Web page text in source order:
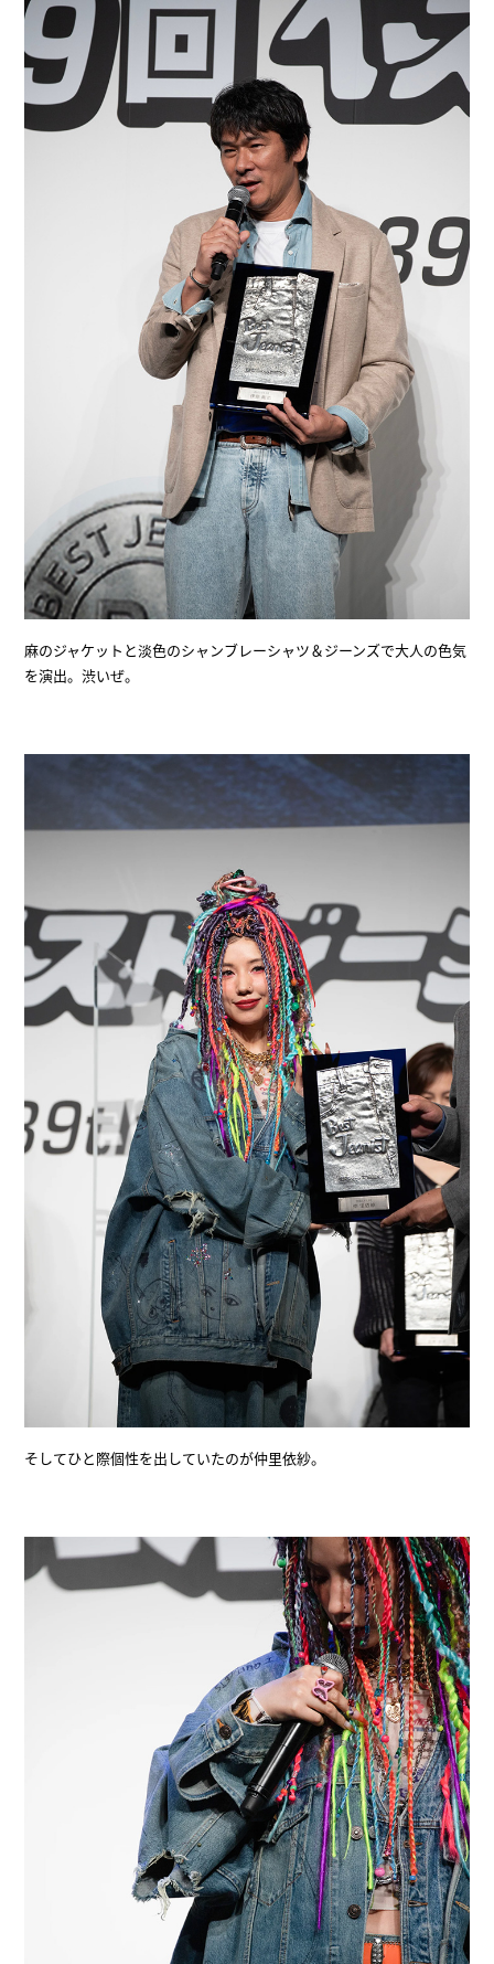
麻のジャケットと淡色のシャンブレーシャツ＆ジーンズで大人の色気
を演出。渋いぜ。
そしてひと際個性を出していたのが仲里依紗。